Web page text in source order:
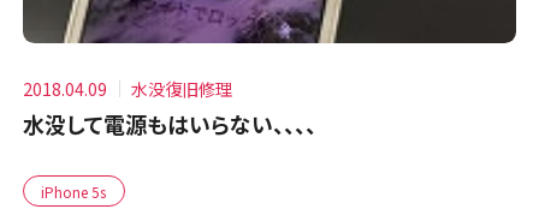
2018.04.09 水没復旧修理
水没して電源もはいらない、、、、
iPhone 5s